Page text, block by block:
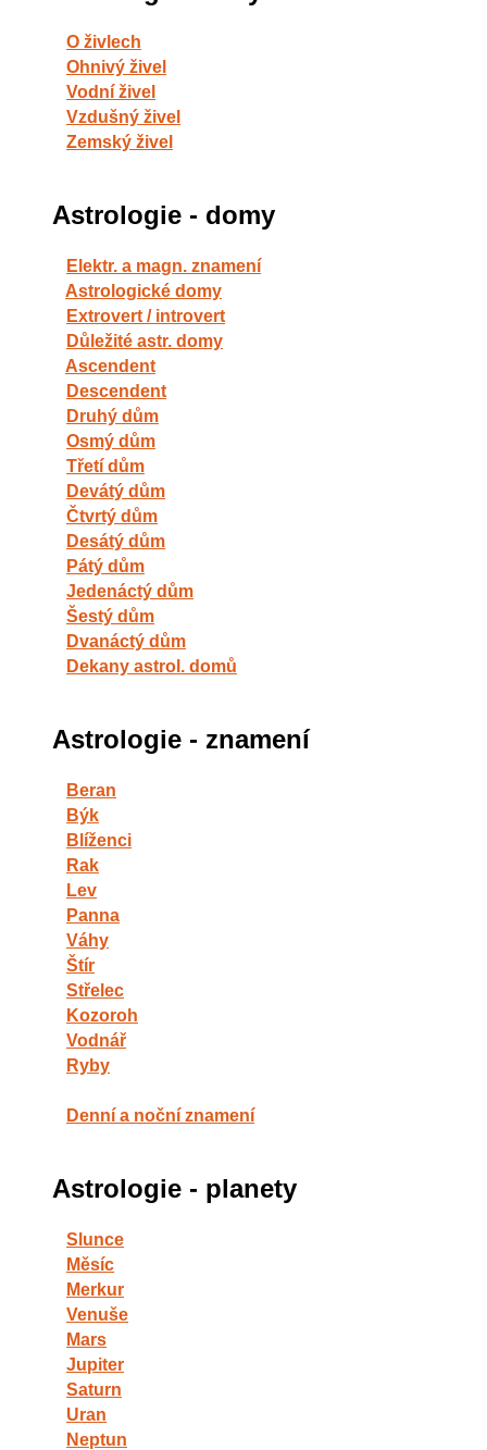
O živlech
Ohnivý živel
Vodní živel
Vzdušný živel
Zemský živel
Astrologie - domy
Elektr. a magn. znamení
Astrologické domy
Extrovert / introvert
Důležité astr. domy
Ascendent
Descendent
Druhý dům
Osmý dům
Třetí dům
Devátý dům
Čtvrtý dům
Desátý dům
Pátý dům
Jedenáctý dům
Šestý dům
Dvanáctý dům
Dekany astrol. domů
Astrologie - znamení
Beran
Býk
Blíženci
Rak
Lev
Panna
Váhy
Štír
Střelec
Kozoroh
Vodnář
Ryby
Denní a noční znamení
Astrologie - planety
Slunce
Měsíc
Merkur
Venuše
Mars
Jupiter
Saturn
Uran
Neptun